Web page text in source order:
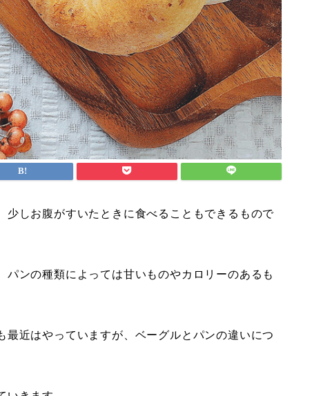
しお腹がすいたときに食べることもできるもので
ンの種類によっては甘いものやカロリーのあるも
近はやっていますが、ベーグルとパンの違いにつ